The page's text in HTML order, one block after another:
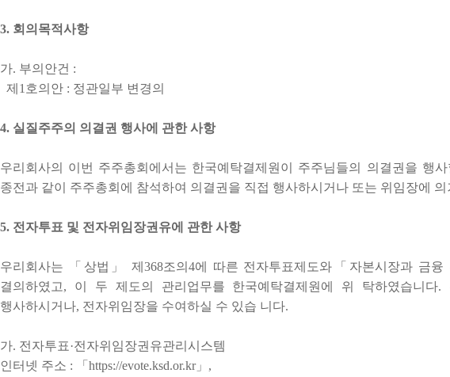
3. 회의목적사항
가. 부의안건 :
제1호의안 : 정관일부 변경의
4. 실질주주의 의결권 행사에 관한 사항
우리회사의 이번 주주총회에서는 한국예탁결제원이 주주님들의 의결권을 행
종전과 같이 주주총회에 참석하여 의결권을 직접 행사하시거나 또는 위임장에
5. 전자투표 및 전자위임장권유에 관한 사항
우리회사는 「상법」 제368조의4에 따른 전자투표제도와「자본시장과 금
결의하였고, 이 두 제도의 관리업무를 한국예탁결제원에 위 탁하였습니
행사하시거나, 전자위임장을 수여하실 수 있습 니다.
가. 전자투표·전자위임장권유관리시스템
인터넷 주소 : 「https://evote.ksd.or.kr」,